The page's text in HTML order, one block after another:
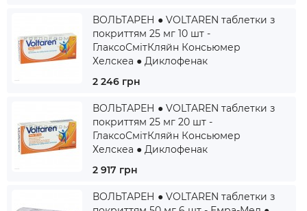
ВОЛЬТАРЕН ● VOLTAREN таблетки з
покриттям 25 мг 10 шт -
ГлаксоСмітКляйн Консьюмер
Хелскеа ● Диклофенак
2 246 грн
ВОЛЬТАРЕН ● VOLTAREN таблетки з
покриттям 25 мг 20 шт -
ГлаксоСмітКляйн Консьюмер
Хелскеа ● Диклофенак
2 917 грн
ВОЛЬТАРЕН ● VOLTAREN таблетки з